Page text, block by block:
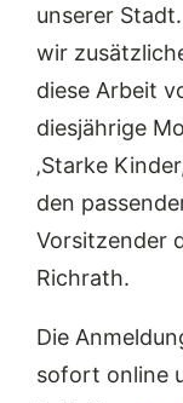
unserer
wir
diese Arbeit
diesjährige
‚Starke
den
Vorsitzender
Richrath.
Die
sofort online